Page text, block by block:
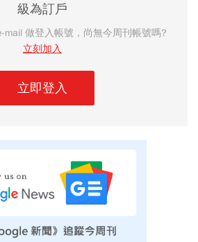
級為訂戶
mail 做登入帳號，尚無今周刊帳號嗎?
立刻加入
立即登入